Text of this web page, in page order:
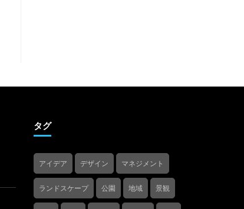
タグ
アイデア デザイン マネジメント
ランドスケープ 公園 地域 景観